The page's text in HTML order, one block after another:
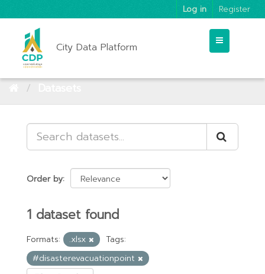
Log in Register
City Data Platform
Order by
1 dataset found
Formats: .xlsx
Tags:
#disasterevacuationpoint